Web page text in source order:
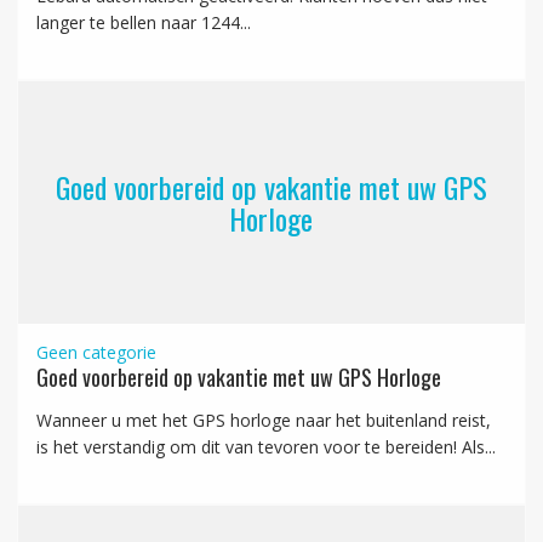
langer te bellen naar 1244...
Goed voorbereid op vakantie met uw GPS
Horloge
Geen categorie
Goed voorbereid op vakantie met uw GPS Horloge
Wanneer u met het GPS horloge naar het buitenland reist,
is het verstandig om dit van tevoren voor te bereiden! Als...